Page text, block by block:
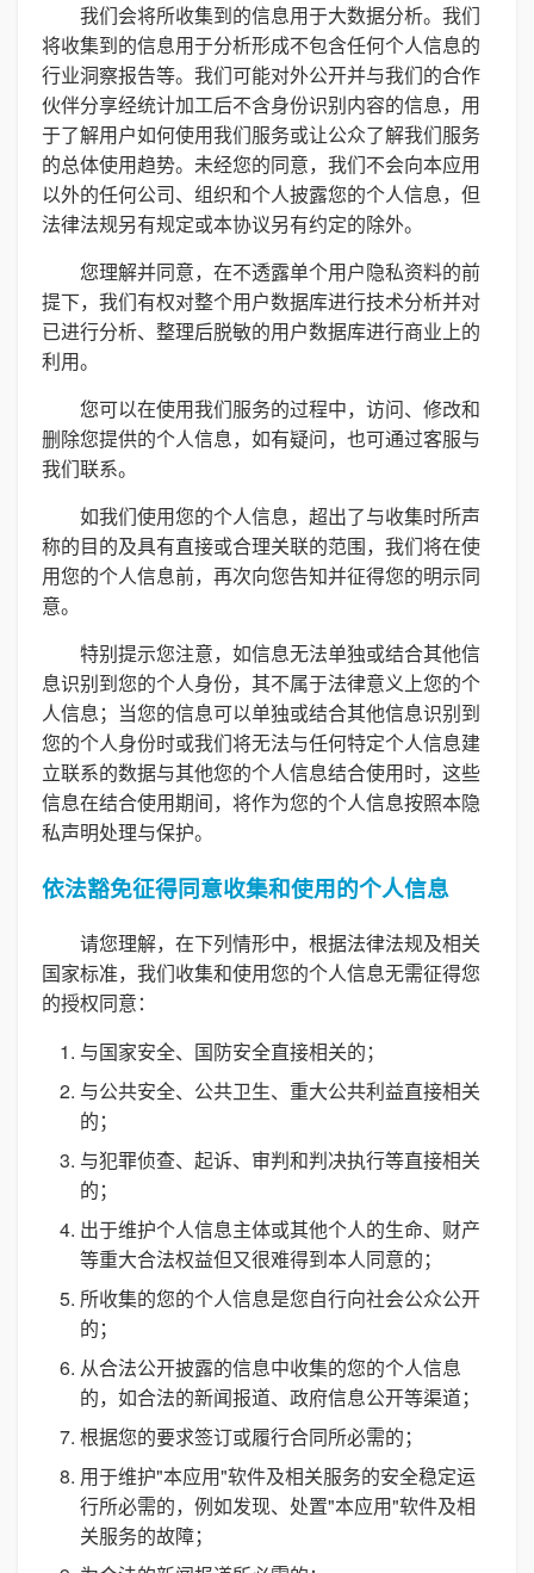
我们会将所收集到的信息用于大数据分析。我们
将收集到的信息用于分析形成不包含任何个人信息的
行业洞察报告等。我们可能对外公开并与我们的合作
伙伴分享经统计加工后不含身份识别内容的信息，用
于了解用户如何使用我们服务或让公众了解我们服务
的总体使用趋势。未经您的同意，我们不会向本应用
以外的任何公司、组织和个人披露您的个人信息，但
法律法规另有规定或本协议另有约定的除外。
您理解并同意，在不透露单个用户隐私资料的前
提下，我们有权对整个用户数据库进行技术分析并对
已进行分析、整理后脱敏的用户数据库进行商业上的
利用。
您可以在使用我们服务的过程中，访问、修改和
删除您提供的个人信息，如有疑问，也可通过客服与
我们联系。
如我们使用您的个人信息，超出了与收集时所声
称的目的及具有直接或合理关联的范围，我们将在使
用您的个人信息前，再次向您告知并征得您的明示同
意。
特别提示您注意，如信息无法单独或结合其他信
息识别到您的个人身份，其不属于法律意义上您的个
人信息；当您的信息可以单独或结合其他信息识别到
您的个人身份时或我们将无法与任何特定个人信息建
立联系的数据与其他您的个人信息结合使用时，这些
信息在结合使用期间，将作为您的个人信息按照本隐
私声明处理与保护。
依法豁免征得同意收集和使用的个人信息
请您理解，在下列情形中，根据法律法规及相关
国家标准，我们收集和使用您的个人信息无需征得您
的授权同意：
与国家安全、国防安全直接相关的；
与公共安全、公共卫生、重大公共利益直接相关
的；
与犯罪侦查、起诉、审判和判决执行等直接相关
的；
出于维护个人信息主体或其他个人的生命、财产
等重大合法权益但又很难得到本人同意的；
所收集的您的个人信息是您自行向社会公众公开
的；
从合法公开披露的信息中收集的您的个人信息
的，如合法的新闻报道、政府信息公开等渠道；
根据您的要求签订或履行合同所必需的；
用于维护"本应用"软件及相关服务的安全稳定运
行所必需的，例如发现、处置"本应用"软件及相
关服务的故障；